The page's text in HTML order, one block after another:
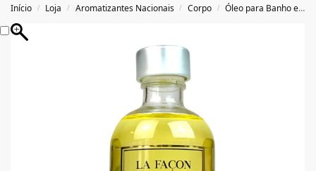
Início / Loja / Aromatizantes Nacionais / Corpo / Óleo para Banho e Massagens